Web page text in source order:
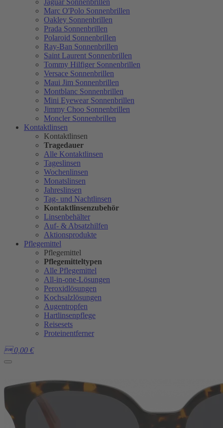
Marc O'Polo Sonnenbrillen
Oakley Sonnenbrillen
Prada Sonnenbrillen
Polaroid Sonnenbrillen
Ray-Ban Sonnenbrillen
Saint Laurent Sonnenbrillen
Tommy Hilfiger Sonnenbrillen
Versace Sonnenbrillen
Maui Jim Sonnenbrillen
Montblanc Sonnenbrillen
Mini Eyewear Sonnenbrillen
Jimmy Choo Sonnenbrillen
Moncler Sonnenbrillen
Kontaktlinsen
Kontaktlinsen
Tragedauer
Alle Kontaktlinsen
Tageslinsen
Wochenlinsen
Monatslinsen
Jahreslinsen
Tag- und Nachtlinsen
Kontaktlinsenzubehör
Linsenbehälter
Auf- & Absatzhilfen
Aktionsprodukte
Pflegemittel
Pflegemittel
Pflegemitteltypen
Alle Pflegemittel
All-in-one-Lösungen
Peroxidlösungen
Kochsalzlösungen
Augentropfen
Hartlinsenpflege
Reisesets
Proteinentferner
 0,00 €